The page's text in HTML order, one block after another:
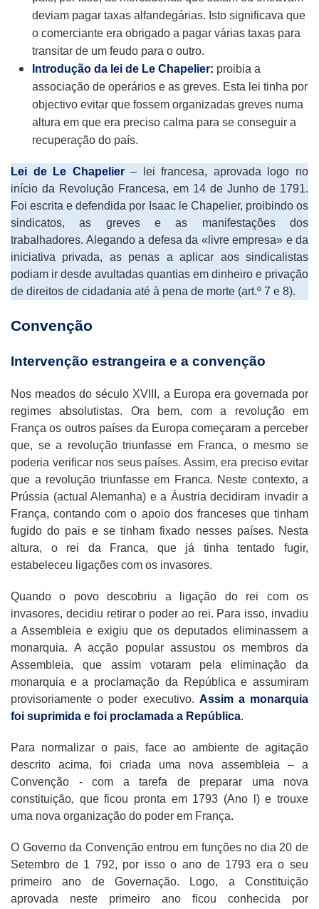
deviam pagar taxas alfandegárias. Isto significava que
o comerciante era obrigado a pagar várias taxas para
transitar de um feudo para o outro.
Introdução da lei de Le Chapelier: proibia a
associação de operários e as greves. Esta lei tinha por
objectivo evitar que fossem organizadas greves numa
altura em que era preciso calma para se conseguir a
recuperação do país.
Lei de Le Chapelier – lei francesa, aprovada logo no
início da Revolução Francesa, em 14 de Junho de 1791.
Foi escrita e defendida por Isaac le Chapelier, proibindo os
sindicatos, as greves e as manifestações dos
trabalhadores. Alegando a defesa da «livre empresa» e da
iniciativa privada, as penas a aplicar aos sindicalistas
podiam ir desde avultadas quantias em dinheiro e privação
de direitos de cidadania até à pena de morte (art.º 7 e 8).
Convenção
Intervenção estrangeira e a convenção
Nos meados do século XVIII, a Europa era governada por
regimes absolutistas. Ora bem, com a revolução em
França os outros países da Europa começaram a perceber
que, se a revolução triunfasse em Franca, o mesmo se
poderia verificar nos seus países. Assim, era preciso evitar
que a revolução triunfasse em Franca. Neste contexto, a
Prússia (actual Alemanha) e a Áustria decidiram invadir a
França, contando com o apoio dos franceses que tinham
fugido do pais e se tinham fixado nesses países. Nesta
altura, o rei da Franca, que já tinha tentado fugir,
estabeleceu ligações com os invasores.
Quando o povo descobriu a ligação do rei com os
invasores, decidiu retirar o poder ao rei. Para isso, invadiu
a Assembleia e exigiu que os deputados eliminassem a
monarquia. A acção popular assustou os membros da
Assembleia, que assim votaram pela eliminação da
monarquia e a proclamação da República e assumiram
provisoriamente o poder executivo. Assim a monarquia
foi suprimida e foi proclamada a República.
Para normalizar o pais, face ao ambiente de agitação
descrito acima, foi criada uma nova assembleia – a
Convenção - com a tarefa de preparar uma nova
constituição, que ficou pronta em 1793 (Ano l) e trouxe
uma nova organização do poder em França.
O Governo da Convenção entrou em funções no dia 20 de
Setembro de 1 792, por isso o ano de 1793 era o seu
primeiro ano de Governação. Logo, a Constituição
aprovada neste primeiro ano ficou conhecida por